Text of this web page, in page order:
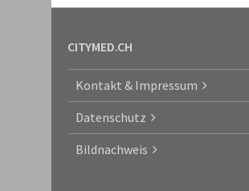
CITYMED.CH
Kontakt & Impressum
Datenschutz
Bildnachweis